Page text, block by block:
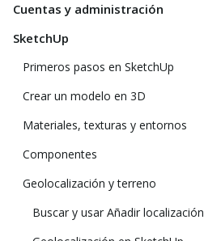
Cuentas y administración
SketchUp
Primeros pasos en SketchUp
Crear un modelo en 3D
Materiales, texturas y entornos
Componentes
Geolocalización y terreno
Buscar y usar Añadir localización